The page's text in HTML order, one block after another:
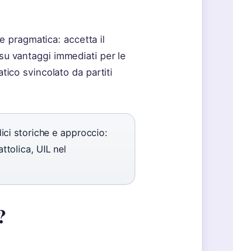
pragmatica: accetta il
vantaggi immediati per le
svincolato da partiti
storiche e approccio:
UIL nel